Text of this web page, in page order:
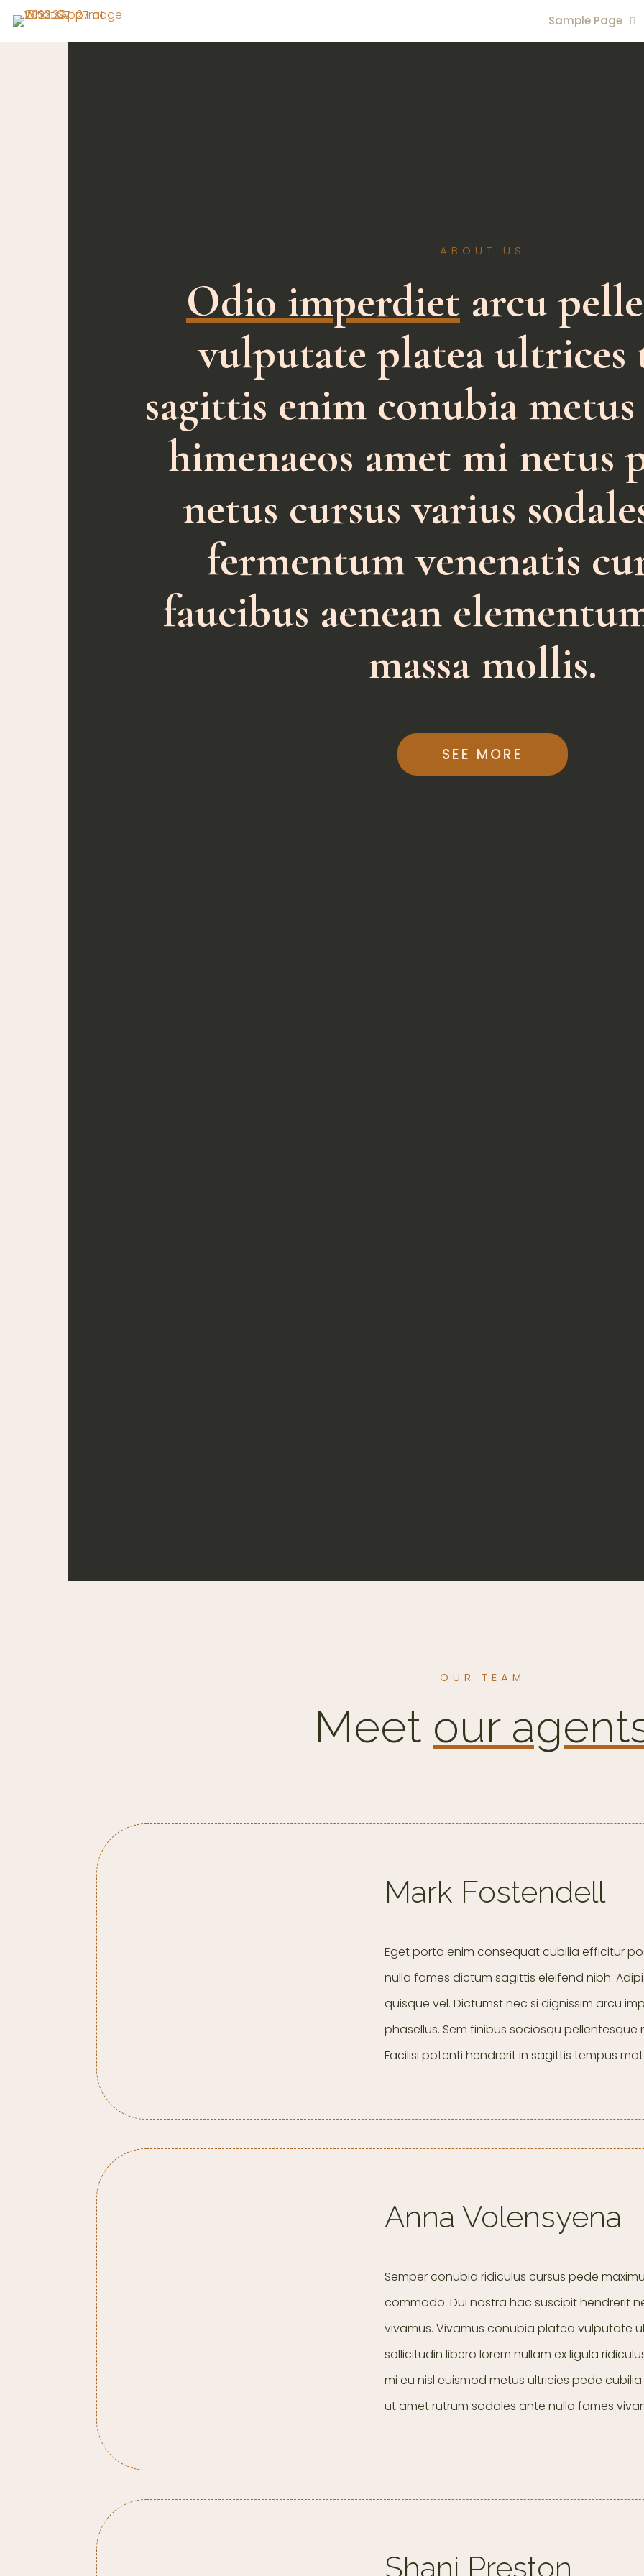
Sample Page
ABOUT US
Odio imperdietarcu
vulputate platea ultrices
sagittis enim conubia
himenaeos amet mi netus
netus cursus varius
fermentum venenatis
faucibus aenean
massa mollis.
SEE MORE
OUR TEAM
Meet our
Mark Fostendell
Eget porta enim consequat cubilia efficitur
nulla fames dictum sagittis eleifend nibh.
quisque vel. Dictumst nec si dignissim arcu
phasellus. Sem finibus sociosqu
Facilisi potenti hendrerit in sagittis tempus
Anna Volensyena
Semper conubia ridiculus cursus pede
commodo. Dui nostra hac suscipit hendrerit
vivamus. Vivamus conubia platea vulputate
sollicitudin libero lorem nullam ex ligula
mi eu nisl euismod metus ultricies pede
ut amet rutrum sodales ante nulla fames
Shani Preston